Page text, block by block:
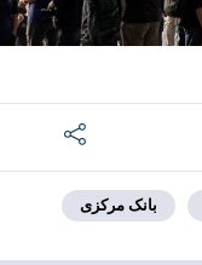
رییس کل بیمه مرکزی استعفا کرد
بانک صادرات سود سهام سال 94
ارتقای رسمی موسسه آموزش
سختی های زیادی در این دو سال
جزییات پرداخت وام 160، 120 و